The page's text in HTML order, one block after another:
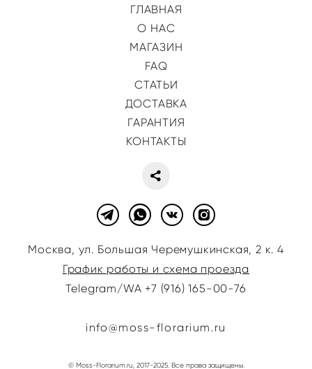
ГЛАВНАЯ
О НАС
МАГАЗИН
FAQ
СТАТЬИ
ДОСТАВКА
ГАРАНТИЯ
КОНТАКТЫ
Москва, ул. Большая Черемушкинская, 2 к. 4
График работы и схема проезда
Telegram/WA +7 (916) 165-00-76
info@moss-florarium.ru
© Moss-Florarium.ru, 2017-2025. Все права защищены.